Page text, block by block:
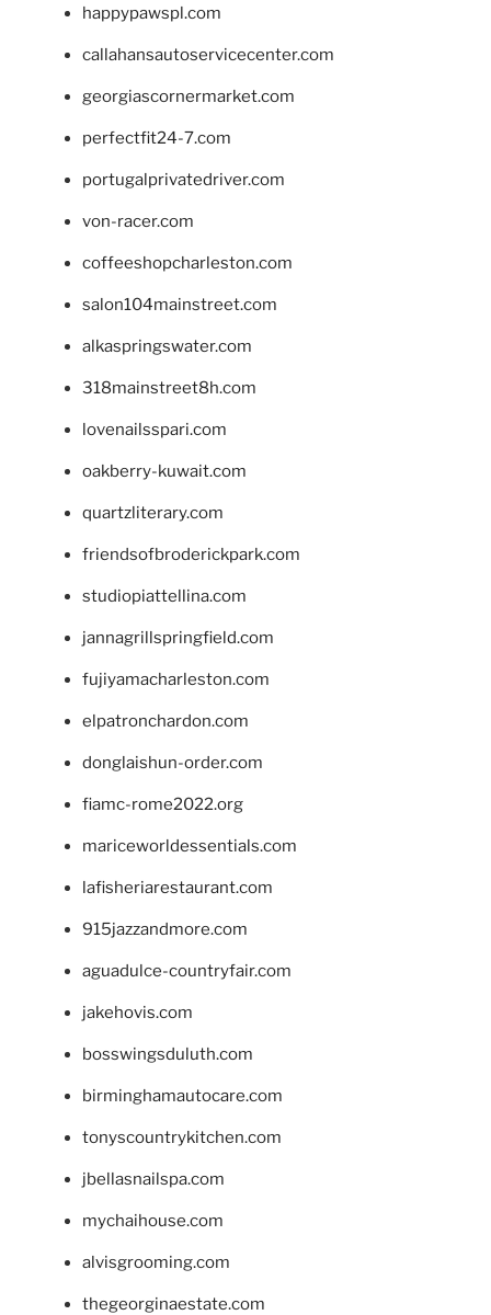
happypawspl.com
callahansautoservicecenter.com
georgiascornermarket.com
perfectfit24-7.com
portugalprivatedriver.com
von-racer.com
coffeeshopcharleston.com
salon104mainstreet.com
alkaspringswater.com
318mainstreet8h.com
lovenailsspari.com
oakberry-kuwait.com
quartzliterary.com
friendsofbroderickpark.com
studiopiattellina.com
jannagrillspringfield.com
fujiyamacharleston.com
elpatronchardon.com
donglaishun-order.com
fiamc-rome2022.org
mariceworldessentials.com
lafisheriarestaurant.com
915jazzandmore.com
aguadulce-countryfair.com
jakehovis.com
bosswingsduluth.com
birminghamautocare.com
tonyscountrykitchen.com
jbellasnailspa.com
mychaihouse.com
alvisgrooming.com
thegeorginaestate.com